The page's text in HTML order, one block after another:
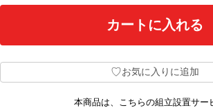
♡お気に入りに追加
本商品は、こちらの組立設置サー